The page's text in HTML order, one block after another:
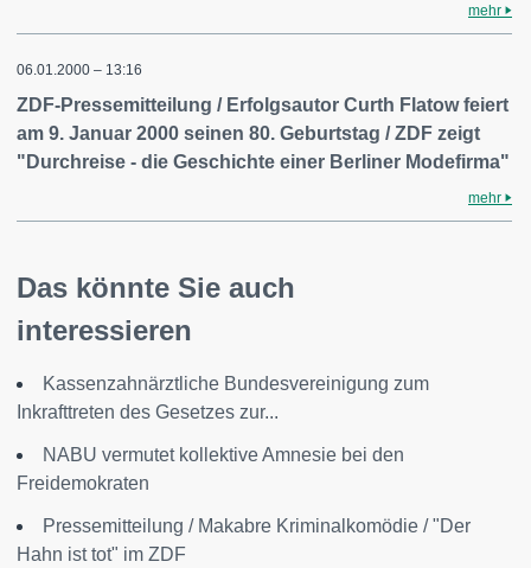
mehr
06.01.2000 – 13:16
ZDF-Pressemitteilung / Erfolgsautor Curth Flatow feiert
am 9. Januar 2000 seinen 80. Geburtstag / ZDF zeigt
"Durchreise - die Geschichte einer Berliner Modefirma"
mehr
Das könnte Sie auch
interessieren
Kassenzahnärztliche Bundesvereinigung zum
Inkrafttreten des Gesetzes zur...
NABU vermutet kollektive Amnesie bei den
Freidemokraten
Pressemitteilung / Makabre Kriminalkomödie / "Der
Hahn ist tot" im ZDF